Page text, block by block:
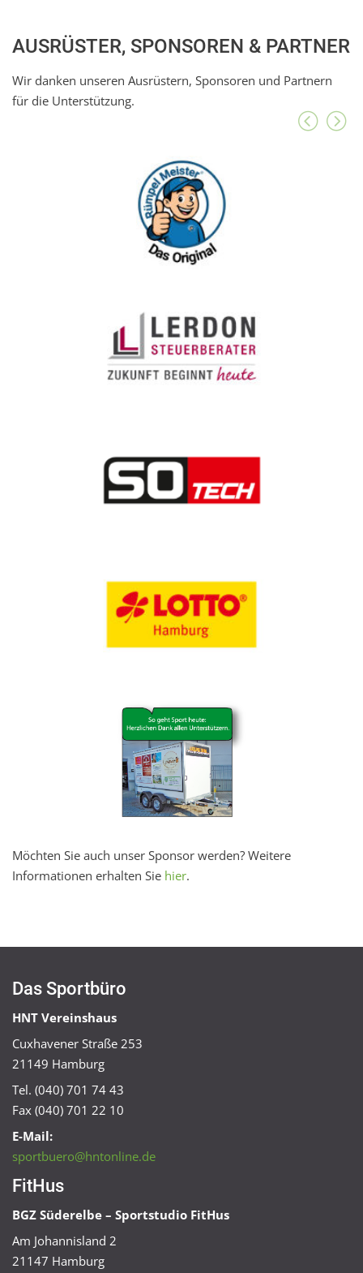
AUSRÜSTER, SPONSOREN & PARTNER
Wir danken unseren Ausrüstern, Sponsoren und Partnern
für die Unterstützung.
Möchten Sie auch unser Sponsor werden? Weitere
Informationen erhalten Sie hier.
Das Sportbüro
HNT Vereinshaus
Cuxhavener Straße 253
21149 Hamburg
Tel. (040) 701 74 43
Fax (040) 701 22 10
E-Mail:
sportbuero@hntonline.de
FitHus
BGZ Süderelbe – Sportstudio FitHus
Am Johannisland 2
21147 Hamburg